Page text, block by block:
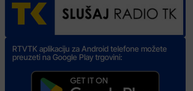
RTVTK aplikaciju za Android telefone možete
preuzeti na Google Play trgovini: